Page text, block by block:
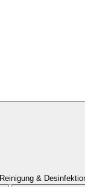
Reinigung &